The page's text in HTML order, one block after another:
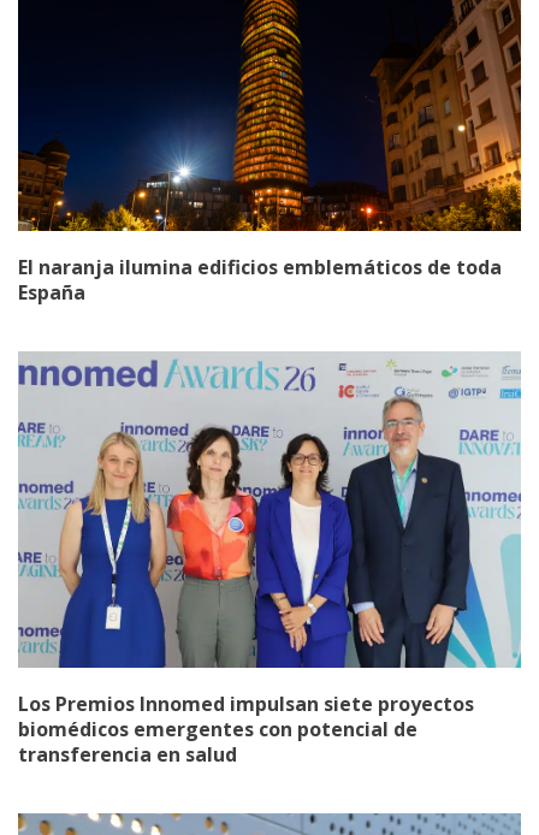
El naranja ilumina edificios emblemáticos de toda
España
Los Premios Innomed impulsan siete proyectos
biomédicos emergentes con potencial de
transferencia en salud